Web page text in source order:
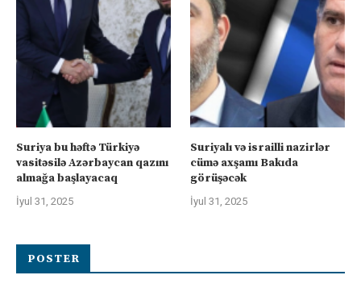
Suriya bu həftə Türkiyə
vasitəsilə Azərbaycan qazını
almağa başlayacaq
İyul 31, 2025
Suriyalı və israilli nazirlər
cümə axşamı Bakıda
görüşəcək
İyul 31, 2025
POSTER